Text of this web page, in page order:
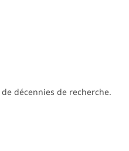
décennies de recherche.